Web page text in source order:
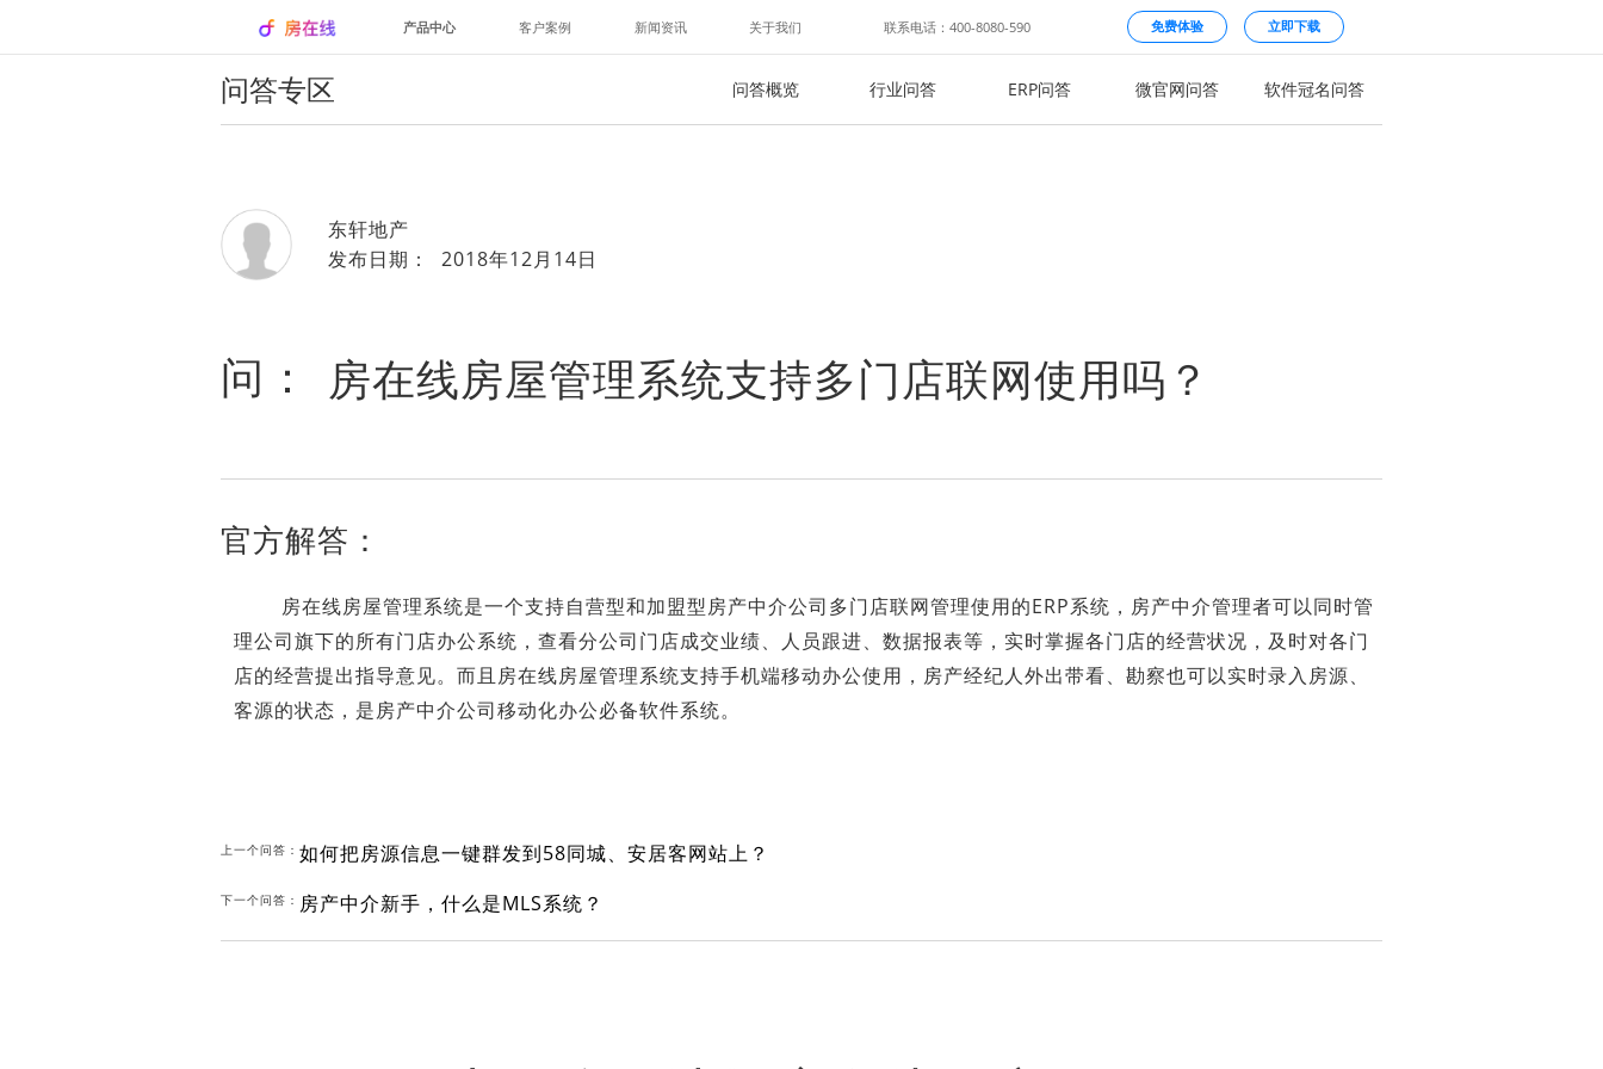
产品中心 客户案例 新闻资讯 关于我们 联系电话：400-8080-590 免费体验 立即下载
问答专区 问答概览 行业问答 ERP问答 微官网问答 软件冠名问答
东轩地产
发布日期： 2018年12月14日
问： 房在线房屋管理系统支持多门店联网使用吗？
官方解答：
房在线房屋管理系统是一个支持自营型和加盟型房产中介公司多门店联网管理使用的ERP系统，房产中介管理者可以同时管
理公司旗下的所有门店办公系统，查看分公司门店成交业绩、人员跟进、数据报表等，实时掌握各门店的经营状况，及时对各门
店的经营提出指导意见。而且房在线房屋管理系统支持手机端移动办公使用，房产经纪人外出带看、勘察也可以实时录入房源、
客源的状态，是房产中介公司移动化办公必备软件系统。
上一个问答： 如何把房源信息一键群发到58同城、安居客网站上？
下一个问答： 房产中介新手，什么是MLS系统？